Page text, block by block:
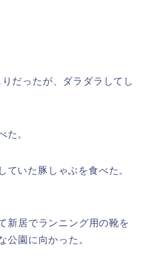
だったが、ダラダラしてし
た。
ていた豚しゃぶを食べた。
新居でランニング用の靴を
公園に向かった。